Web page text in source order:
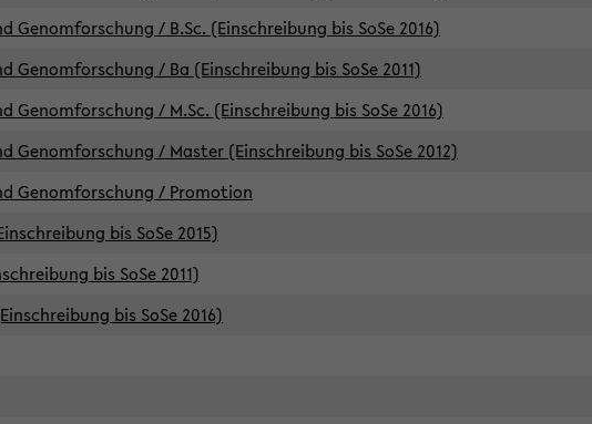
Genomforschung / B.Sc. (Einschreibung bis SoSe 2016)
Genomforschung / Ba (Einschreibung bis SoSe 2011)
Genomforschung / M.Sc. (Einschreibung bis SoSe 2016)
Genomforschung / Master (Einschreibung bis SoSe 2012)
Genomforschung / Promotion
bis SoSe 2015)
bis SoSe 2011)
bis SoSe 2016)